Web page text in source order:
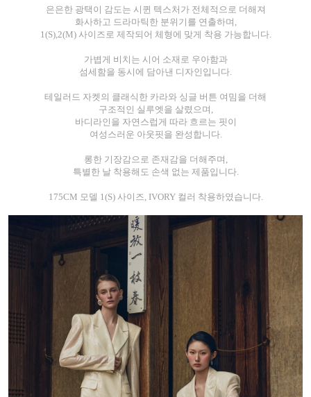
은은한 광택이 감도는 시퀸 텍스처가 전체적으로 더해져
화사하고 드라마틱한 분위기를 연출하며,
1(S),2(M) 사이즈로 제작되어 체형에 맞게 착용 가능합니다.
가볍게 비치는 시어 소재로 우아함과
섬세함을 동시에 담아낸 디자인입니다.
테일러드 자켓의 클래식한 카라와 싱글 버튼 여밈을 더해
구조적인 실루엣을 살렸으며,
바디라인을 자연스럽게 따라 흐르는 핏이
여성스러운 아웃핏을 완성합니다.
롱한 기장감으로 존재감을 더해주며,
특별한 날 착용해도 손색 없는 제품입니다.
175CM 모델 1(S) 사이즈, IVORY 컬러 착용하였습니다.